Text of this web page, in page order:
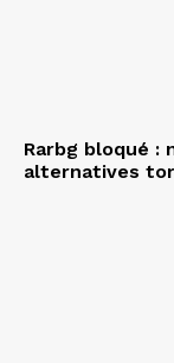
Rarbg bloqué :
alternatives